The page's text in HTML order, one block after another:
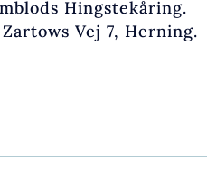
Hingstekåring.
Vej 7, Herning.